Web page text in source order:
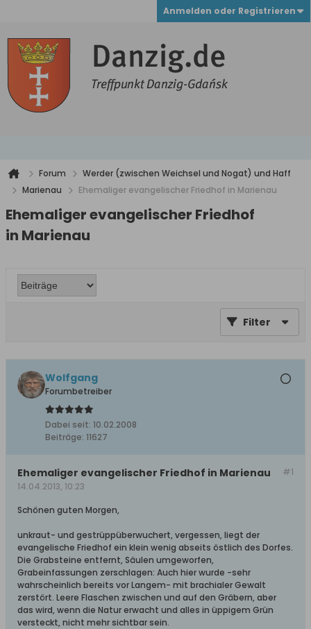
Anmelden oder Registrieren
Forum
Werder (zwischen Weichsel und Nogat) und Haff
Marienau
Ehemaliger evangelischer Friedhof in Marienau
Ehemaliger evangelischer Friedhof
in Marienau
Filter
Wolfgang
Forumbetreiber
Dabei seit: 10.02.2008
Beiträge: 11627
#1
Ehemaliger evangelischer Friedhof in Marienau
14.04.2013, 10:23
Schönen guten Morgen,
unkraut- und gestrüppüberwuchert, vergessen, liegt der
evangelische Friedhof ein klein wenig abseits östlich des Dorfes.
Die Grabsteine entfernt, Säulen umgeworfen,
Grabeinfassungen zerschlagen: Auch hier wurde -sehr
wahrscheinlich bereits vor Langem- mit brachialer Gewalt
zerstört. Leere Flaschen zwischen und auf den Gräbern, aber
das wird, wenn die Natur erwacht und alles in üppigem Grün
versteckt, nicht mehr sichtbar sein.